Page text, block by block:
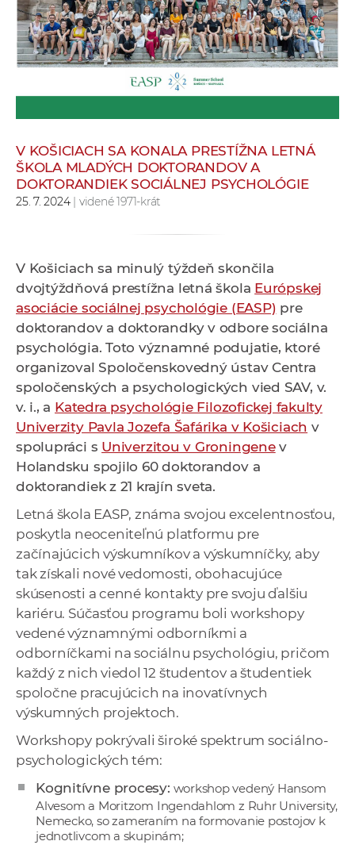
e
v
p
r
v
í
h
a
p
r
a
c
o
v
V KOŠICIACH SA KONALA PRESTÍŽNA LETNÁ
ŠKOLA MLADÝCH DOKTORANDOV A
DOKTORANDIEK SOCIÁLNEJ PSYCHOLÓGIE
25. 7. 2024| videné 1971-krát
V Košiciach sa minulý týždeň skončila
dvojtýždňová prestížna letná škola Európskej
asociácie sociálnej psychológie (EASP) pre
doktorandov a doktorandky v odbore sociálna
psychológia. Toto významné podujatie, ktoré
organizoval Spoločenskovedný ústav Centra
spoločenských a psychologických vied SAV, v.
v. i., a Katedra psychológie Filozofickej fakulty
Univerzity Pavla Jozefa Šafárika v Košiciach v
spolupráci s Univerzitou v Groningenev
Holandsku spojilo 60 doktorandov a
doktorandiek z 21 krajín sveta.
Letná škola EASP, známa svojou excelentnosťou,
poskytla neoceniteľnú platformu pre
začínajúcich výskumníkov a výskumníčky, aby
tak získali nové vedomosti, obohacujúce
skúsenosti a cenné kontakty pre svoju ďalšiu
kariéru. Súčasťou programu boli workshopy
vedené významnými odborníkmi a
odborníčkami na sociálnu psychológiu, pričom
každý z nich viedol 12 študentov a študentiek
spoločne pracujúcich na inovatívnych
výskumných projektoch.
Workshopy pokrývali široké spektrum sociálno-
psychologických tém:
Kognitívne procesy: workshop vedený Hansom
Alvesom a Moritzom Ingendahlom z Ruhr University,
Nemecko, so zameraním na formovanie postojov k
jednotlivcom a skupinám;